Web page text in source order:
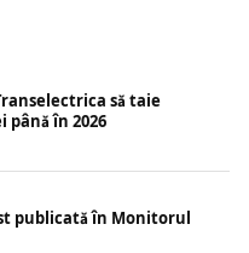
să taie
în 2026
publicată în Monitorul